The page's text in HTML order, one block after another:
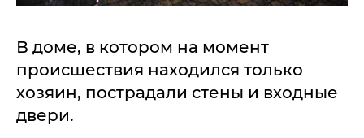
В доме, в котором на момент
происшествия находился только
хозяин, пострадали стены и входные
двери.